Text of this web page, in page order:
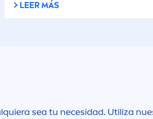
LEER MÁS
sea tu necesidad. Utiliza